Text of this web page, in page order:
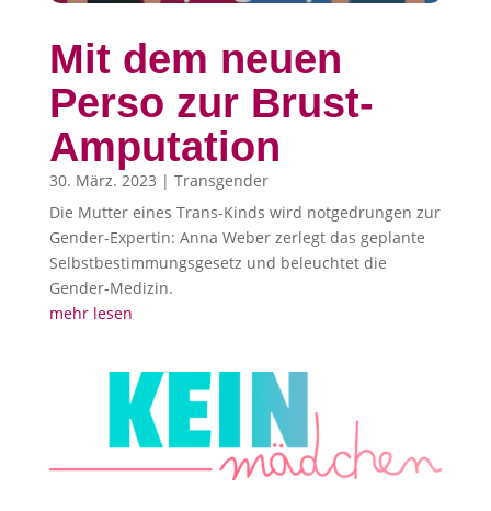
Mit dem neuen
Perso zur Brust-
Amputation
30. März. 2023 | Transgender
Die Mutter eines Trans-Kinds wird notgedrungen zur
Gender-Expertin: Anna Weber zerlegt das geplante
Selbstbestimmungsgesetz und beleuchtet die
Gender-Medizin.
mehr lesen